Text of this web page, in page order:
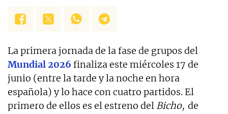
La primera jornada de la fase de grupos del
Mundial 2026 finaliza este miércoles 17 de
junio (entre la tarde y la noche en hora
española) y lo hace con cuatro partidos. El
primero de ellos es el estreno del Bicho, de